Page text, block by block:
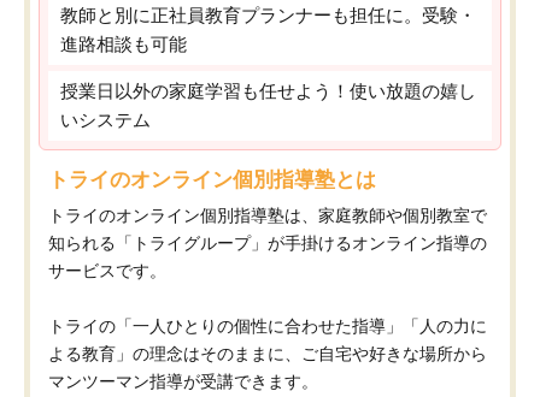
教師と別に正社員教育プランナーも担任に。受験・
進路相談も可能
授業日以外の家庭学習も任せよう！使い放題の嬉し
いシステム
トライのオンライン個別指導塾とは
トライのオンライン個別指導塾は、家庭教師や個別教室で
知られる「トライグループ」が手掛けるオンライン指導の
サービスです。
トライの「一人ひとりの個性に合わせた指導」「人の力に
よる教育」の理念はそのままに、ご自宅や好きな場所から
マンツーマン指導が受講できます。